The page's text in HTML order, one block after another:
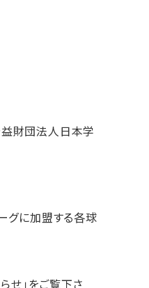
益財団法人日本学
グに加盟する各球
せ」をご覧下さ